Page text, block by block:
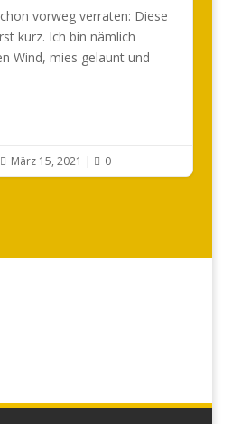
vorweg verraten: Diese
kurz. Ich bin nämlich
Wind, mies gelaunt und
 März 15, 2021 |  0